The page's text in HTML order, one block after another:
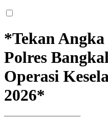
*Tekan
Polres
Operasi
2026*